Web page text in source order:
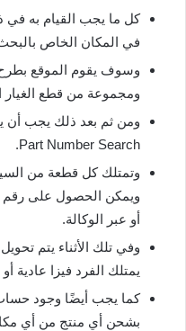
كل ما يجب القيام به في
في المكان الخاص
وسوف يقوم الموقع بطرح
ومجموعة من قطع الغيار
ومن ثم بعد ذلك يجب أن
Part Number Search.
وتمتلك كل قطعة من
ويمكن الحصول على رقم
أو عبر الوكالة.
وفي تلك الأثناء يتم
يمتلك الفرد فيزا عادية
بشحن أي منتج من أي